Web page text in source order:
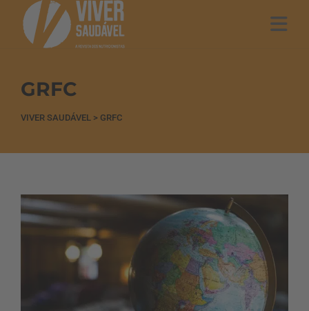
GRFC
VIVER SAUDÁVEL > GRFC